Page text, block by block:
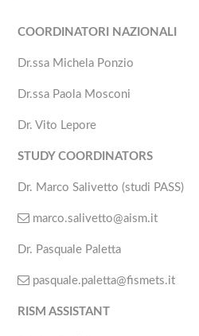
COORDINATORI NAZIONALI
Dr.ssa Michela Ponzio
Dr.ssa Paola Mosconi
Dr. Vito Lepore
STUDY COORDINATORS
Dr. Marco Salivetto (studi PASS)
marco.salivetto@aism.it
Dr. Pasquale Paletta
pasquale.paletta@fismets.it
RISM ASSISTANT